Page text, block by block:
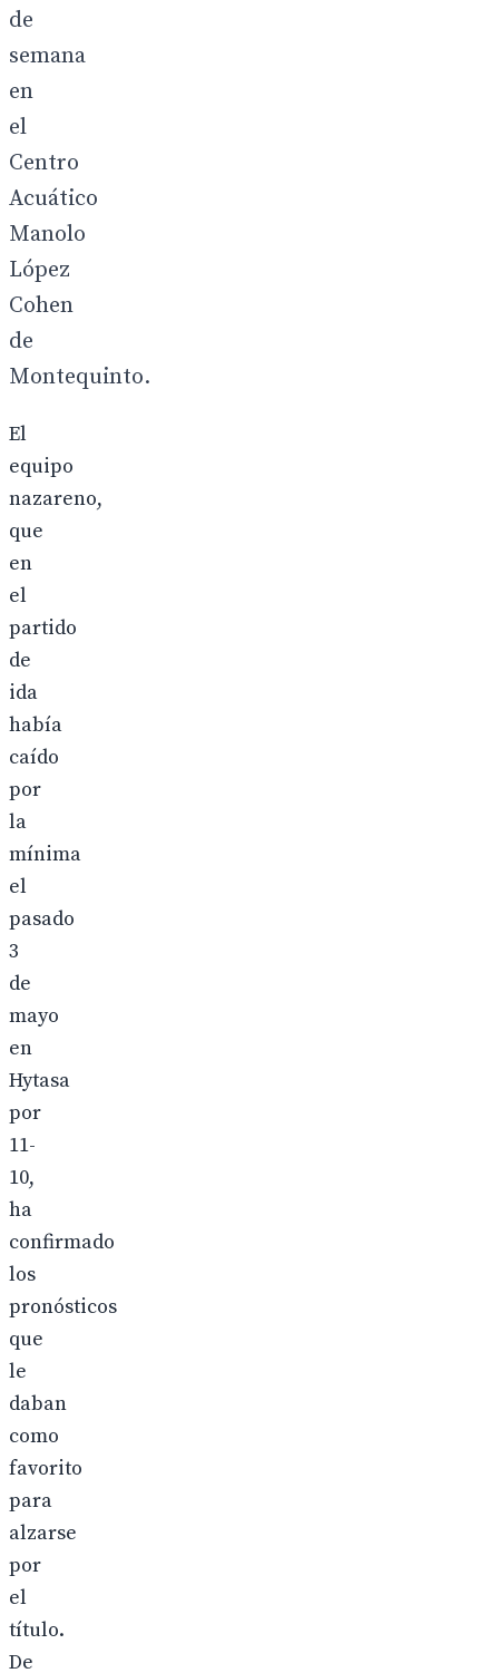
de
semana
en
el
Centro
Acuático
Manolo
López
Cohen
de
Montequinto.
El
equipo
nazareno,
que
en
el
partido
de
ida
había
caído
por
la
mínima
el
pasado
3
de
mayo
en
Hytasa
por
11-
10,
ha
confirmado
los
pronósticos
que
le
daban
como
favorito
para
alzarse
por
el
título.
De